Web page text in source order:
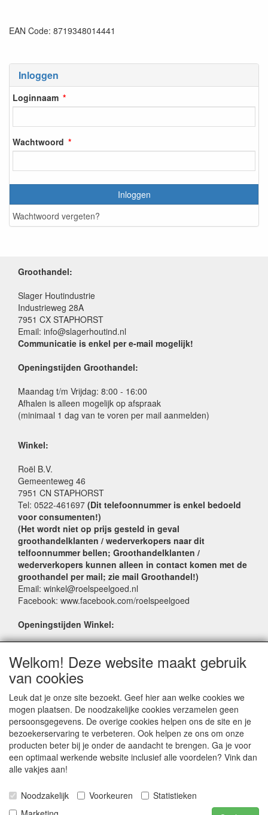
Inloggen
Loginnaam
Wachtwoord
Inloggen
Wachtwoord vergeten?
EAN Code: 8719348014441
Groothandel:
Slager Houtindustrie
Industrieweg 28A
7951 CX STAPHORST
Email: info@slagerhoutind.nl
Communicatie is enkel per e-mail mogelijk!
Openingstijden Groothandel:
Maandag t/m Vrijdag: 8:00 - 16:00
Afhalen is alleen mogelijk op afspraak
(minimaal 1 dag van te voren per mail aanmelden)
Winkel:
Roël B.V.
Gemeenteweg 46
7951 CN STAPHORST
Tel: 0522-461697 (Dit telefoonnummer is enkel bedoeld
voor consumenten!)
(Het wordt niet op prijs gesteld in geval
groothandelklanten / wederverkopers naar dit
telfoonnummer bellen; Groothandelklanten /
wederverkopers kunnen alleen in contact komen met de
groothandel per mail; zie mail Groothandel!)
Email: winkel@roelspeelgoed.nl
Facebook: www.facebook.com/roelspeelgoed
Openingstijden Winkel:
Zaterdag: 9:00 - 17:00
Donderdagavond koopavond: 19:00 - 21:00
SERVICE
Verkoopadressen
Webwinkels
Bestelvoorwaarden
Partner Groothandels
Algemene voorwaarden
Logivert © 1998-2024 LogiVert.com de All-in-One oplossing voor handelsbedrijven |
Welkom! Deze website maakt gebruik
van cookies
Leuk dat je onze site bezoekt. Geef hier aan welke cookies we
mogen plaatsen. De noodzakelijke cookies verzamelen geen
persoonsgegevens. De overige cookies helpen ons de site en je
bezoekerservaring te verbeteren. Ook helpen ze ons om onze
producten beter bij je onder de aandacht te brengen. Ga je voor
een optimaal werkende website inclusief alle voordelen? Vink dan
alle vakjes aan!
Noodzakelijk Voorkeuren
Statistieken